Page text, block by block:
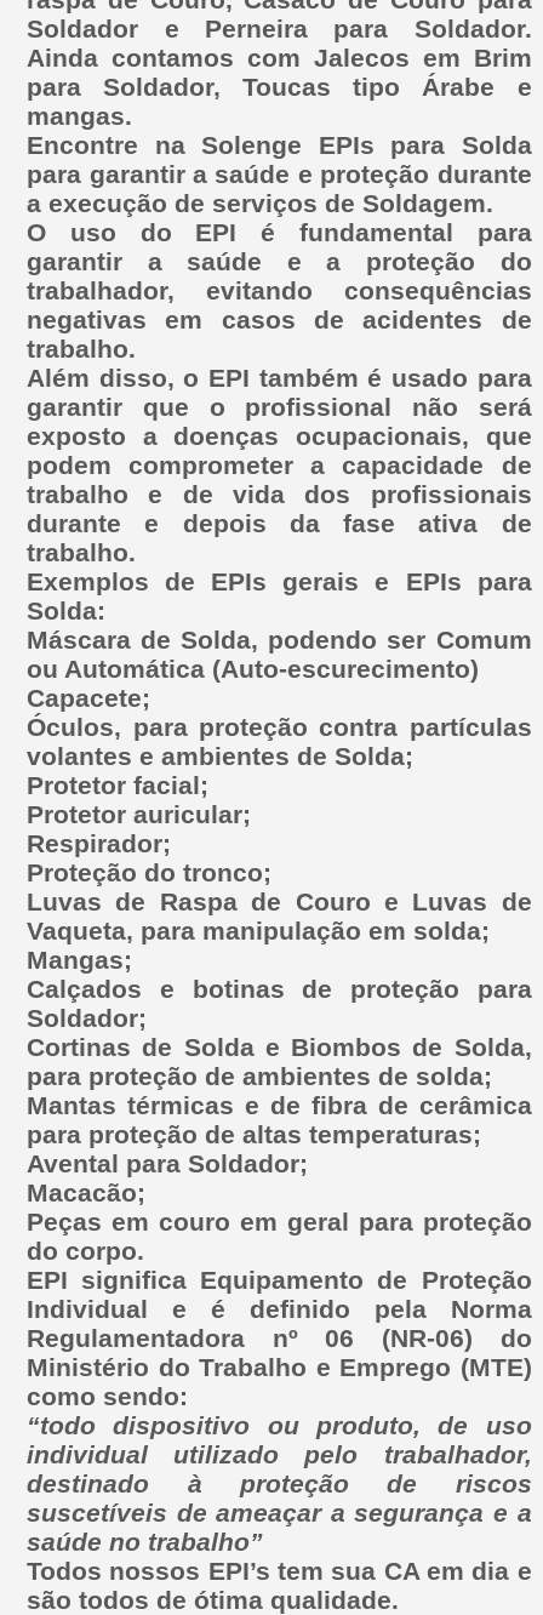
Soldador e Perneira para Soldador.
Ainda contamos com Jalecos em Brim
para Soldador, Toucas tipo Árabe e
mangas.
Encontre na Solenge EPIs para Solda
para garantir a saúde e proteção durante
a execução de serviços de Soldagem.
O uso do EPI é fundamental para
garantir a saúde e a proteção do
trabalhador, evitando consequências
negativas em casos de acidentes de
trabalho.
Além disso, o EPI também é usado para
garantir que o profissional não será
exposto a doenças ocupacionais, que
podem comprometer a capacidade de
trabalho e de vida dos profissionais
durante e depois da fase ativa de
trabalho.
Exemplos de EPIs gerais e EPIs para
Solda:
Máscara de Solda, podendo ser Comum
ou Automática (Auto-escurecimento)
Capacete;
Óculos, para proteção contra partículas
volantes e ambientes de Solda;
Protetor facial;
Protetor auricular;
Respirador;
Proteção do tronco;
Luvas de Raspa de Couro e Luvas de
Vaqueta, para manipulação em solda;
Mangas;
Calçados e botinas de proteção para
Soldador;
Cortinas de Solda e Biombos de Solda,
para proteção de ambientes de solda;
Mantas térmicas e de fibra de cerâmica
para proteção de altas temperaturas;
Avental para Soldador;
Macacão;
Peças em couro em geral para proteção
do corpo.
EPI significa Equipamento de Proteção
Individual e é definido pela Norma
Regulamentadora nº 06 (NR-06) do
Ministério do Trabalho e Emprego (MTE)
como sendo:
“todo dispositivo ou produto, de uso
individual utilizado pelo trabalhador,
destinado à proteção de riscos
suscetíveis de ameaçar a segurança e a
saúde no trabalho”
Todos nossos EPI’s tem sua CA em dia e
são todos de ótima qualidade.